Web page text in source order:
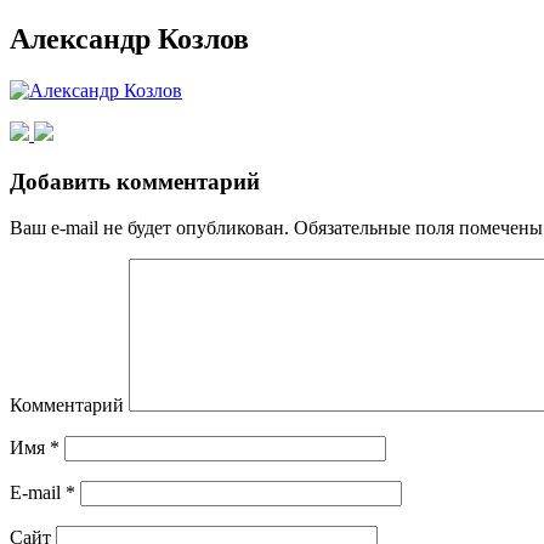
Александр Козлов
Добавить комментарий
Ваш e-mail не будет опубликован. Обязательные поля
Комментарий
Имя *
E-mail *
Сайт